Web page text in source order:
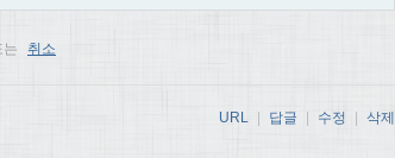
는 취소
URL 답글 수정 삭제